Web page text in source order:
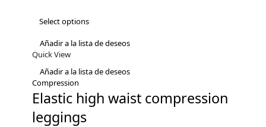
Select options
Añadir a la lista de deseos
Quick View
Añadir a la lista de deseos
Compression
Elastic high waist compression
leggings